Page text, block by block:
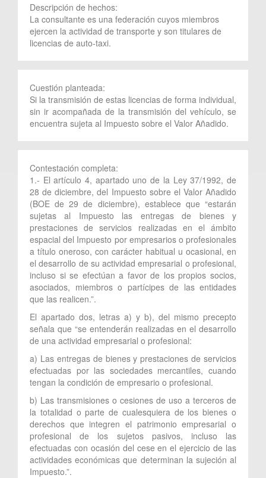
Descripción de hechos:
La consultante es una federación cuyos miembros
ejercen la actividad de transporte y son titulares de
licencias de auto-taxi.
Cuestión planteada:
Si la transmisión de estas licencias de forma individual,
sin ir acompañada de la transmisión del vehículo, se
encuentra sujeta al Impuesto sobre el Valor Añadido.
Contestación completa:
1.- El artículo 4, apartado uno de la Ley 37/1992, de
28 de diciembre, del Impuesto sobre el Valor Añadido
(BOE de 29 de diciembre), establece que “estarán
sujetas al Impuesto las entregas de bienes y
prestaciones de servicios realizadas en el ámbito
espacial del Impuesto por empresarios o profesionales
a título oneroso, con carácter habitual u ocasional, en
el desarrollo de su actividad empresarial o profesional,
incluso si se efectúan a favor de los propios socios,
asociados, miembros o partícipes de las entidades
que las realicen.”.
El apartado dos, letras a) y b), del mismo precepto
señala que “se entenderán realizadas en el desarrollo
de una actividad empresarial o profesional:
a) Las entregas de bienes y prestaciones de servicios
efectuadas por las sociedades mercantiles, cuando
tengan la condición de empresario o profesional.
b) Las transmisiones o cesiones de uso a terceros de
la totalidad o parte de cualesquiera de los bienes o
derechos que integren el patrimonio empresarial o
profesional de los sujetos pasivos, incluso las
efectuadas con ocasión del cese en el ejercicio de las
actividades económicas que determinan la sujeción al
Impuesto.”.